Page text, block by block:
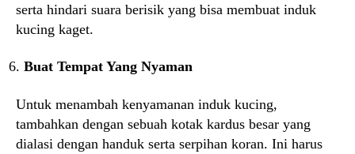
serta hindari suara berisik yang bisa membuat induk
kucing kaget.
Buat Tempat Yang Nyaman
Untuk menambah kenyamanan induk kucing,
tambahkan dengan sebuah kotak kardus besar yang
dialasi dengan handuk serta serpihan koran. Ini harus